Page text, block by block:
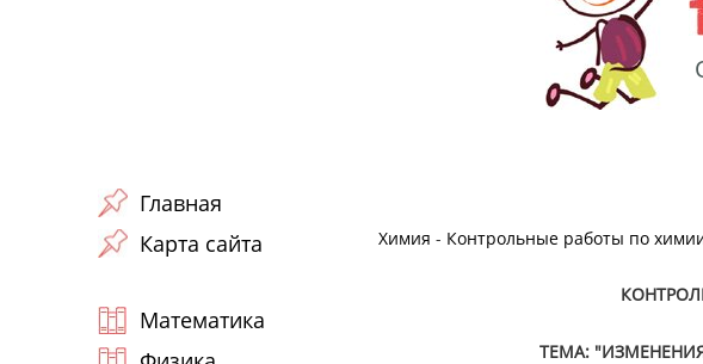
Главная
Карта сайта
Математика
Химия - Контрольные работы по
ТЕМА: